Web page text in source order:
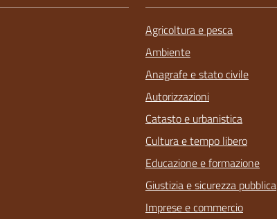
Agricoltura e pesca
Ambiente
Anagrafe e stato civile
Autorizzazioni
Catasto e urbanistica
Cultura e tempo libero
Educazione e formazione
Giustizia e sicurezza pubblica
Imprese e commercio